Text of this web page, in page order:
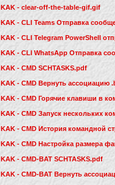
KAK - clear-off-the-table-gif.gif
KAK - CLI Teams Отправка
KAK - CLI Telegram PowerShell
KAK - CLI WhatsApp Отправка
KAK - CMD SCHTASKS.pdf
KAK - CMD Вернуть ассоциацию
KAK - CMD Горячие клавиши в
KAK - CMD Запуск нескольких
KAK - CMD История командной
KAK - CMD Настройка размера
KAK - CMD-BAT SCHTASKS.pdf
KAK - CMD-BAT Вернуть